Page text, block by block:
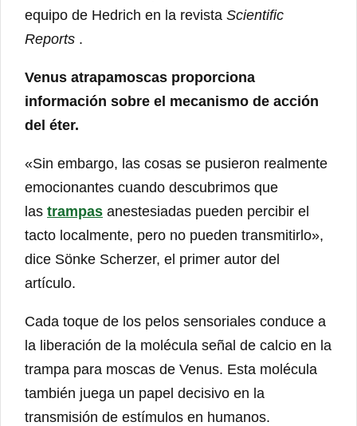
equipo de Hedrich en la revista Scientific
Reports .
Venus atrapamoscas proporciona
información sobre el mecanismo de acción
del éter.
«Sin embargo, las cosas se pusieron realmente
emocionantes cuando descubrimos que
las trampas anestesiadas pueden percibir el
tacto localmente, pero no pueden transmitirlo»,
dice Sönke Scherzer, el primer autor del
artículo.
Cada toque de los pelos sensoriales conduce a
la liberación de la molécula señal de calcio en la
trampa para moscas de Venus. Esta molécula
también juega un papel decisivo en la
transmisión de estímulos en humanos.